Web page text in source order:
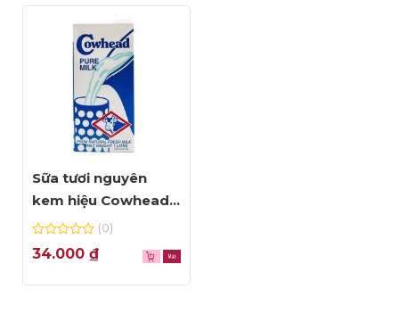
Sữa tươi nguyên
kem hiệu Cowhead –
hộp 1L
0
out
(0)
34.000 ₫